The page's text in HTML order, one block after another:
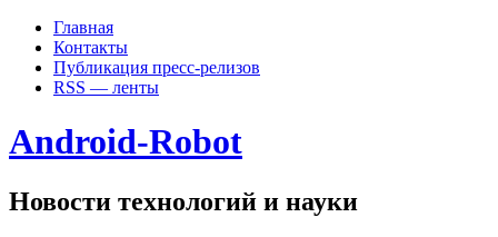
Главная
Контакты
Публикация пресс-релизов
RSS — ленты
Android-Robot
Новости технологий и науки